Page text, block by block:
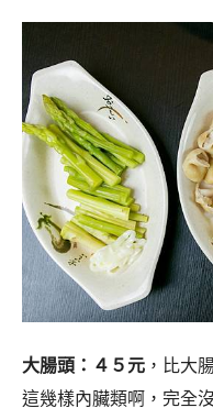
大腸頭：４５元 ，比大
這幾樣內臟類啊，完全